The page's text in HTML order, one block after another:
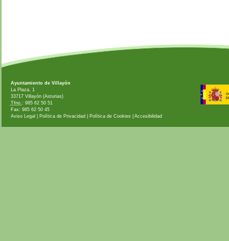
Ayuntamiento de Villayón
La Plaza, 1
33717 Villayón (Asturias)
Tfno.: 985 62 50 51
Fax: 985 62 50 45
Aviso Legal
Política de Privacidad Política de Cookies| Accesibilidad